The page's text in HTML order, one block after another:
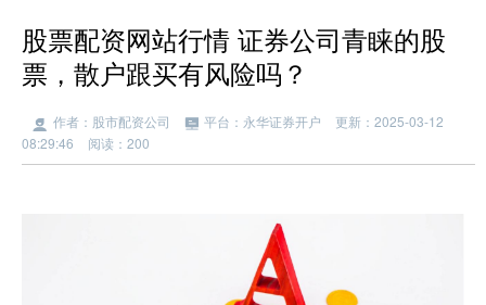
股票配资网站行情 证券公司青睐的股
票，散户跟买有风险吗？
作者：股市配资公司 平台：永华证券开户
更新：2025-03-12
08:29:46
阅读：200